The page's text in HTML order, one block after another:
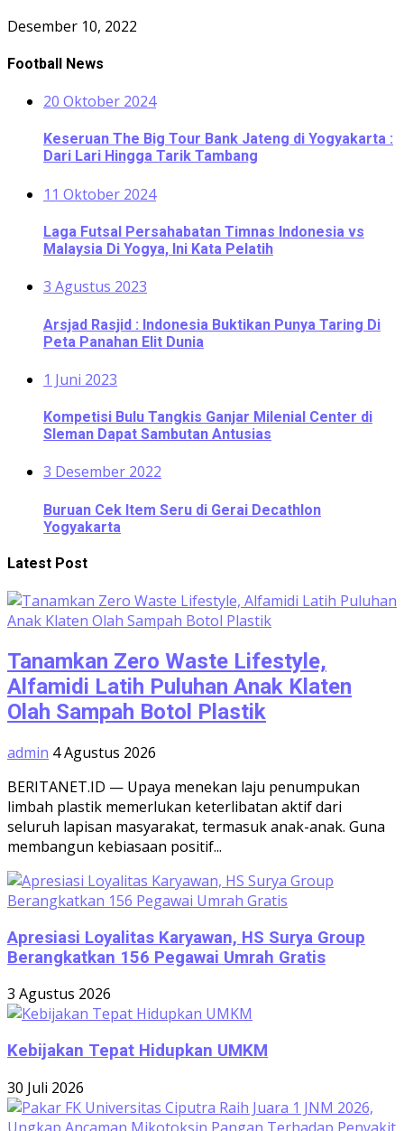
Desember 10, 2022
Football News
20 Oktober 2024
Keseruan The Big Tour Bank Jateng di Yogyakarta :
Dari Lari Hingga Tarik Tambang
11 Oktober 2024
Laga Futsal Persahabatan Timnas Indonesia vs
Malaysia Di Yogya, Ini Kata Pelatih
3 Agustus 2023
Arsjad Rasjid : Indonesia Buktikan Punya Taring Di
Peta Panahan Elit Dunia
1 Juni 2023
Kompetisi Bulu Tangkis Ganjar Milenial Center di
Sleman Dapat Sambutan Antusias
3 Desember 2022
Buruan Cek Item Seru di Gerai Decathlon
Yogyakarta
Latest Post
Tanamkan Zero Waste Lifestyle,
Alfamidi Latih Puluhan Anak Klaten
Olah Sampah Botol Plastik
admin 4 Agustus 2026
BERITANET.ID — Upaya menekan laju penumpukan
limbah plastik memerlukan keterlibatan aktif dari
seluruh lapisan masyarakat, termasuk anak-anak. Guna
membangun kebiasaan positif...
Apresiasi Loyalitas Karyawan, HS Surya Group
Berangkatkan 156 Pegawai Umrah Gratis
3 Agustus 2026
Kebijakan Tepat Hidupkan UMKM
30 Juli 2026